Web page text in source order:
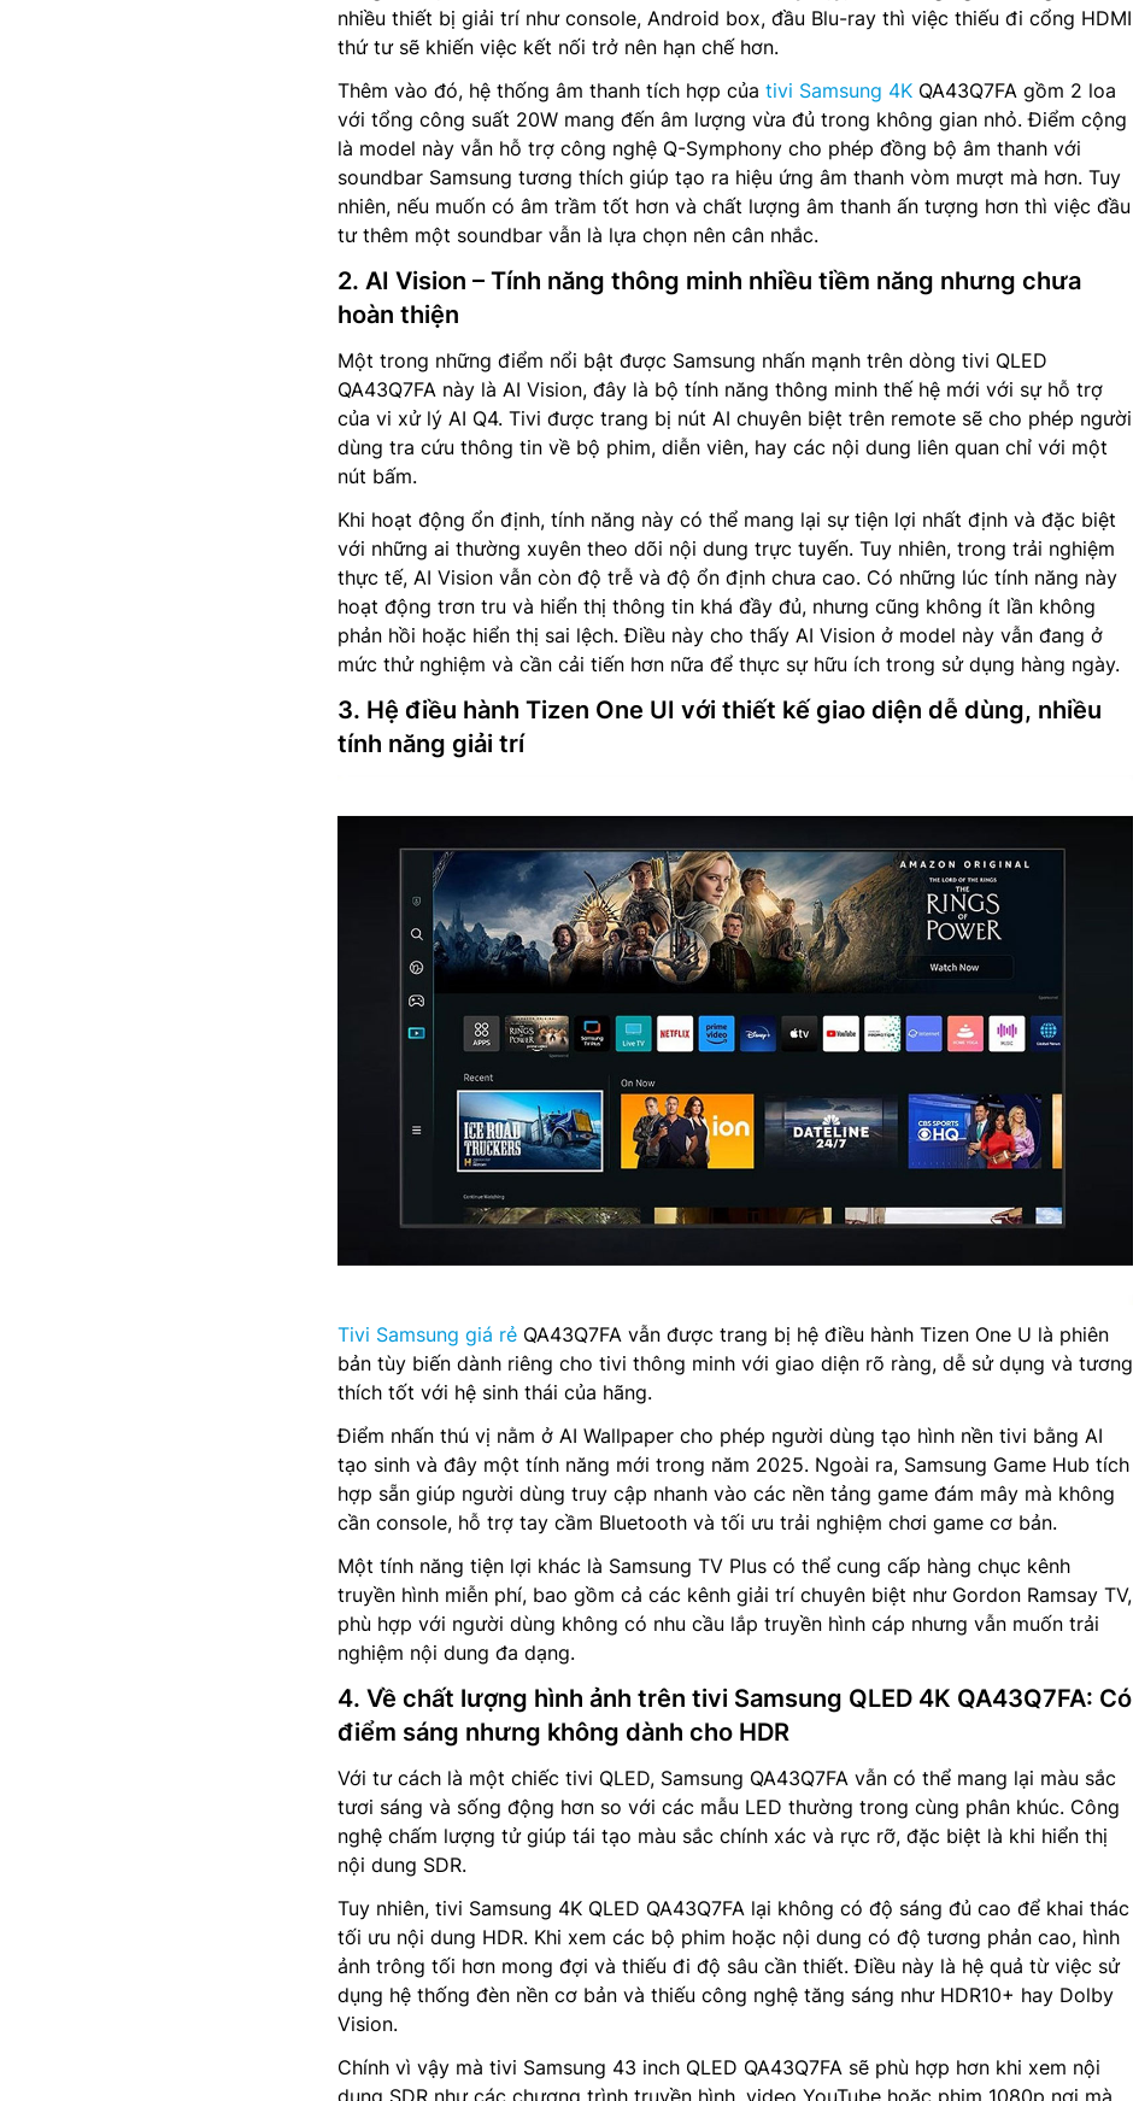
nhiều thiết bị giải trí như console, Android box, đầu Blu-ray thì việc thiếu đi cổng HDMI
thứ tư sẽ khiến việc kết nối trở nên hạn chế hơn.
Thêm vào đó, hệ thống âm thanh tích hợp của tivi Samsung 4K QA43Q7FA gồm 2 loa
với tổng công suất 20W mang đến âm lượng vừa đủ trong không gian nhỏ. Điểm cộng
là model này vẫn hỗ trợ công nghệ Q-Symphony cho phép đồng bộ âm thanh với
soundbar Samsung tương thích giúp tạo ra hiệu ứng âm thanh vòm mượt mà hơn. Tuy
nhiên, nếu muốn có âm trầm tốt hơn và chất lượng âm thanh ấn tượng hơn thì việc đầu
tư thêm một soundbar vẫn là lựa chọn nên cân nhắc.
2. AI Vision – Tính năng thông minh nhiều tiềm năng nhưng chưa
hoàn thiện
Một trong những điểm nổi bật được Samsung nhấn mạnh trên dòng tivi QLED
QA43Q7FA này là AI Vision, đây là bộ tính năng thông minh thế hệ mới với sự hỗ trợ
của vi xử lý AI Q4. Tivi được trang bị nút AI chuyên biệt trên remote sẽ cho phép người
dùng tra cứu thông tin về bộ phim, diễn viên, hay các nội dung liên quan chỉ với một
nút bấm.
Khi hoạt động ổn định, tính năng này có thể mang lại sự tiện lợi nhất định và đặc biệt
với những ai thường xuyên theo dõi nội dung trực tuyến. Tuy nhiên, trong trải nghiệm
thực tế, AI Vision vẫn còn độ trễ và độ ổn định chưa cao. Có những lúc tính năng này
hoạt động trơn tru và hiển thị thông tin khá đầy đủ, nhưng cũng không ít lần không
phản hồi hoặc hiển thị sai lệch. Điều này cho thấy AI Vision ở model này vẫn đang ở
mức thử nghiệm và cần cải tiến hơn nữa để thực sự hữu ích trong sử dụng hàng ngày.
3. Hệ điều hành Tizen One UI với thiết kế giao diện dễ dùng, nhiều
tính năng giải trí
Tivi Samsung giá rẻ QA43Q7FA vẫn được trang bị hệ điều hành Tizen One U là phiên
bản tùy biến dành riêng cho tivi thông minh với giao diện rõ ràng, dễ sử dụng và tương
thích tốt với hệ sinh thái của hãng.
Điểm nhấn thú vị nằm ở AI Wallpaper cho phép người dùng tạo hình nền tivi bằng AI
tạo sinh và đây một tính năng mới trong năm 2025. Ngoài ra, Samsung Game Hub tích
hợp sẵn giúp người dùng truy cập nhanh vào các nền tảng game đám mây mà không
cần console, hỗ trợ tay cầm Bluetooth và tối ưu trải nghiệm chơi game cơ bản.
Một tính năng tiện lợi khác là Samsung TV Plus có thể cung cấp hàng chục kênh
truyền hình miễn phí, bao gồm cả các kênh giải trí chuyên biệt như Gordon Ramsay TV,
phù hợp với người dùng không có nhu cầu lắp truyền hình cáp nhưng vẫn muốn trải
nghiệm nội dung đa dạng.
4. Về chất lượng hình ảnh trên tivi Samsung QLED 4K QA43Q7FA: Có
điểm sáng nhưng không dành cho HDR
Với tư cách là một chiếc tivi QLED, Samsung QA43Q7FA vẫn có thể mang lại màu sắc
tươi sáng và sống động hơn so với các mẫu LED thường trong cùng phân khúc. Công
nghệ chấm lượng tử giúp tái tạo màu sắc chính xác và rực rỡ, đặc biệt là khi hiển thị
nội dung SDR.
Tuy nhiên, tivi Samsung 4K QLED QA43Q7FA lại không có độ sáng đủ cao để khai thác
tối ưu nội dung HDR. Khi xem các bộ phim hoặc nội dung có độ tương phản cao, hình
ảnh trông tối hơn mong đợi và thiếu đi độ sâu cần thiết. Điều này là hệ quả từ việc sử
dụng hệ thống đèn nền cơ bản và thiếu công nghệ tăng sáng như HDR10+ hay Dolby
Vision.
Chính vì vậy mà tivi Samsung 43 inch QLED QA43Q7FA sẽ phù hợp hơn khi xem nội
dung SDR như các chương trình truyền hình, video YouTube hoặc phim 1080p nơi mà